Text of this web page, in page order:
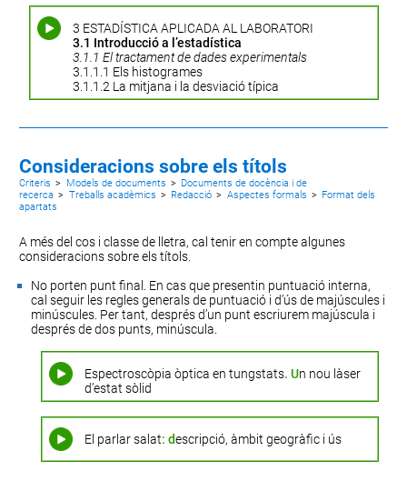
3 ESTADÍSTICA APLICADA AL LABORATORI
3.1 Introducció a l’estadística
3.1.1 El tractament de dades experimentals
3.1.1.1 Els histogrames
3.1.1.2 La mitjana i la desviació típica
Consideracions sobre els títols
Criteris > Models de documents > Documents de docència i de
recerca > Treballs acadèmics > Redacció > Aspectes formals > Format dels
apartats
A més del cos i classe de lletra, cal tenir en compte algunes
consideracions sobre els títols.
No porten punt final. En cas que presentin puntuació interna,
cal seguir les regles generals de puntuació i d’ús de majúscules i
minúscules. Per tant, després d’un punt escriurem majúscula i
després de dos punts, minúscula.
Espectroscòpia òptica en tungstats. Un nou làser
d’estat sòlid
El parlar salat: descripció, àmbit geogràfic i ús